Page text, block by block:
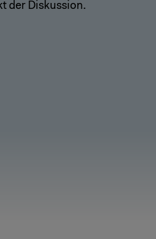
der Diskussion.